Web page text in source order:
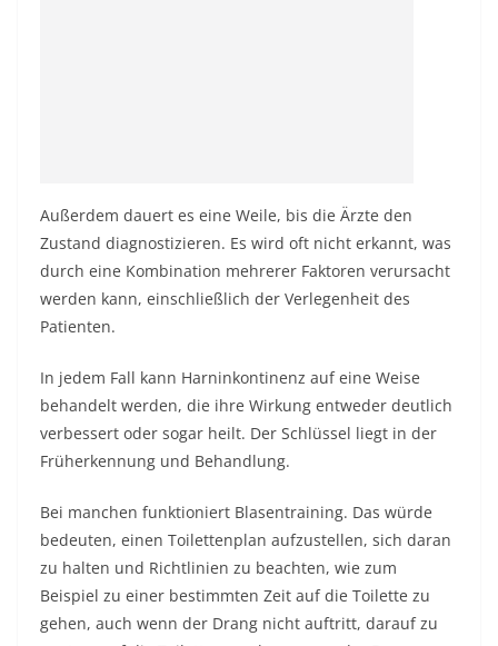
Außerdem dauert es eine Weile, bis die Ärzte den
Zustand diagnostizieren. Es wird oft nicht erkannt, was
durch eine Kombination mehrerer Faktoren verursacht
werden kann, einschließlich der Verlegenheit des
Patienten.
In jedem Fall kann Harninkontinenz auf eine Weise
behandelt werden, die ihre Wirkung entweder deutlich
verbessert oder sogar heilt. Der Schlüssel liegt in der
Früherkennung und Behandlung.
Bei manchen funktioniert Blasentraining. Das würde
bedeuten, einen Toilettenplan aufzustellen, sich daran
zu halten und Richtlinien zu beachten, wie zum
Beispiel zu einer bestimmten Zeit auf die Toilette zu
gehen, auch wenn der Drang nicht auftritt, darauf zu